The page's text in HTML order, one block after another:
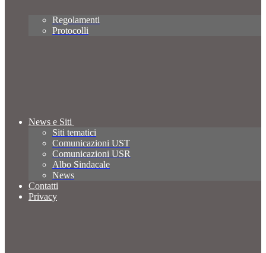
Regolamenti
Protocolli
News e Siti
Siti tematici
Comunicazioni UST
Comunicazioni USR
Albo Sindacale
News
Contatti
Privacy